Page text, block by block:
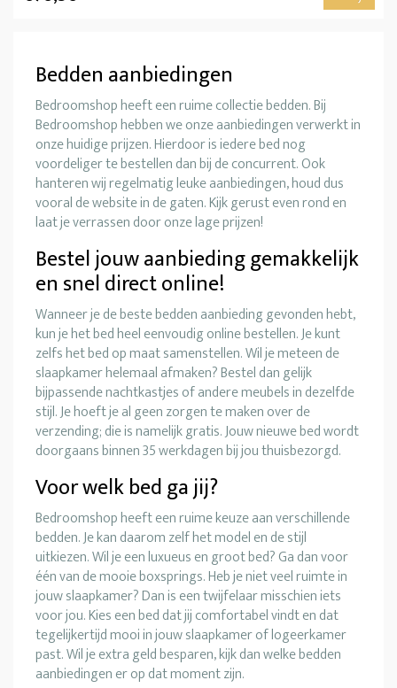
Bedden aanbiedingen
Bedroomshop heeft een ruime collectie bedden. Bij
Bedroomshop hebben we onze aanbiedingen verwerkt in
onze huidige prijzen. Hierdoor is iedere bed nog
voordeliger te bestellen dan bij de concurrent. Ook
hanteren wij regelmatig leuke aanbiedingen, houd dus
vooral de website in de gaten. Kijk gerust even rond en
laat je verrassen door onze lage prijzen!
Bestel jouw aanbieding gemakkelijk
en snel direct online!
Wanneer je de beste bedden aanbieding gevonden hebt,
kun je het bed heel eenvoudig online bestellen. Je kunt
zelfs het bed op maat samenstellen. Wil je meteen de
slaapkamer helemaal afmaken? Bestel dan gelijk
bijpassende nachtkastjes of andere meubels in dezelfde
stijl. Je hoeft je al geen zorgen te maken over de
verzending; die is namelijk gratis. Jouw nieuwe bed wordt
doorgaans binnen 35 werkdagen bij jou thuisbezorgd.
Voor welk bed ga jij?
Bedroomshop heeft een ruime keuze aan verschillende
bedden. Je kan daarom zelf het model en de stijl
uitkiezen. Wil je een luxueus en groot bed? Ga dan voor
één van de mooie boxsprings. Heb je niet veel ruimte in
jouw slaapkamer? Dan is een twijfelaar misschien iets
voor jou. Kies een bed dat jij comfortabel vindt en dat
tegelijkertijd mooi in jouw slaapkamer of logeerkamer
past. Wil je extra geld besparen, kijk dan welke bedden
aanbiedingen er op dat moment zijn.